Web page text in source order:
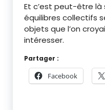
Et c’est peut-être là
équilibres collectifs
objets que l’on
intéresser.
Partager :
Facebook